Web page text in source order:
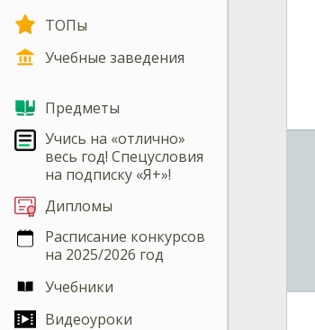
ТОПы
Учебные заведения
Предметы
Учись на «отлично»
весь год! Спецусловия
на подписку «Я+»!
Дипломы
Расписание конкурсов
на 2025/2026 год
Учебники
Видеоуроки